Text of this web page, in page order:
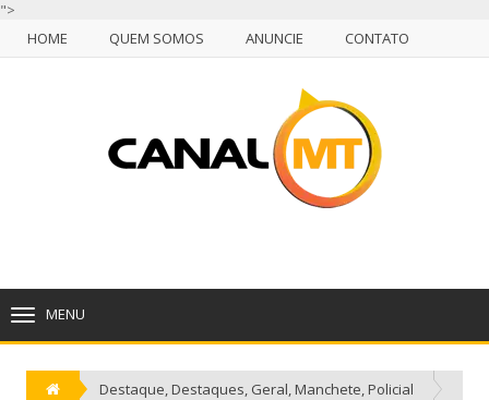
">
HOME
QUEM SOMOS ANUNCIE
CONTATO
ANUNCIE
CUIABÁ, SEGUNDA-FEIRA, 10 DE AGOSTO DE 2026
MENU
Destaque,Destaques, Geral,Manchete,Policial